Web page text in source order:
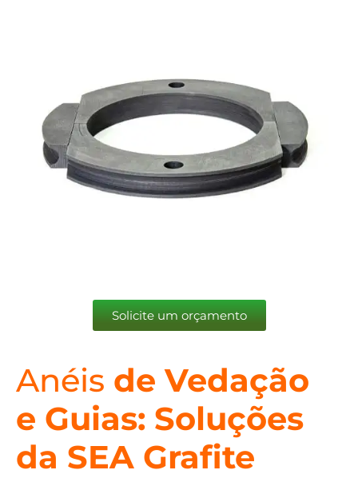
Solicite um orçamento
Anéis de Vedação
e Guias: Soluções
da SEA Grafite